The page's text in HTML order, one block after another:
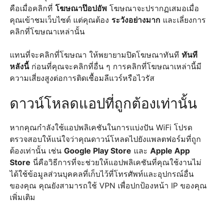
คือเมื่อคลิกที่ โฆษณาป๊อปอัพ โฆษณาจะปรากฏเสมอเมื่อ
คุณเข้าชมเว็บไซต์ แต่คุณต้อง ระวังอย่างมาก และเลี่ยงการ
คลิกที่โฆษณาเหล่านั้น
แทนที่จะคลิกที่โฆษณา ให้พยายามปิดโฆษณาทันที ทันที
หลังนี้ก่อนที่คุณจะคลิกที่อื่น ๆ การคลิกที่โฆษณาเหล่านี้มี
ความเสี่ยงสูงต่อการติดเชื้อมลีแวร์หรือไวรัส
ดาวน์โหลดแอปที่ถูกต้องเท่านั้น
หากคุณกำลังใช้แอปพลิเคชันในการแบ่งปัน WiFi โปรด
ตรวจสอบให้แน่ใจว่าคุณดาวน์โหลดไปยังแพลตฟอร์มที่ถูก
ต้องเท่านั้น เช่น Google Play Store และ Apple App
Store นี่คือวิธีการที่จะช่วยให้แอปพลิเคชันที่คุณใช้งานไม่
ได้ใช้ข้อมูลส่วนบุคคลที่เก็บไว้ที่โทรศัพท์และอุปกรณ์อื่น
ของคุณ คุณยังสามารถใช้ VPN เพื่อปกป้องหน้า IP ของคุณ
เพิ่มเติม